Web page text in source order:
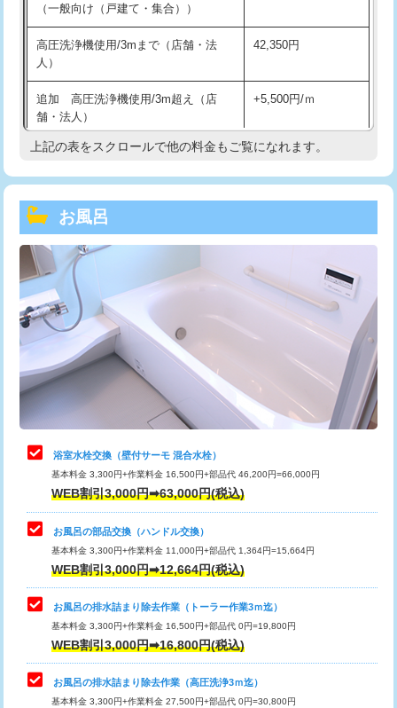
（一般向け（戸建て・集合））
高圧洗浄機使用/3mまで（店舗・法
人）
42,350円
追加 高圧洗浄機使用/3m超え（店
舗・法人）
+5,500円/ｍ
高度高圧洗浄換 現地調査
トーラー機使用/3mまで
追加トーラー機使用/3m超え
カメラ調査 33,000円
桝清掃 8,800円
止水・漏水調査・防水処理・清掃・修
理・調整・分解・加工など（軽作業）
止水・漏水調査・防水処理・清掃・修
理・調整・分解・加工など（中作業）
22,000円
止水・漏水調査・防水処理・清掃・修
理・調整・分解・加工など（重作業）
33,000円
トイレタンク脱着
トイレ便器脱着
タンクレストイレ脱着 33,000円
小便器トイレ脱着
その他部品の脱着 8,800円～
上記の表をスクロールで他の料金もご覧になれます。
お風呂
浴室水栓交換（壁付サーモ 混合水栓）
基本料金 3,300円+作業料金 16,500円+部品代 46,200円=66,000円
WEB割引3,000円➡63,000円(税込)
お風呂の部品交換（ハンドル交換）
基本料金 3,300円+作業料金 11,000円+部品代 1,364円=15,664円
WEB割引3,000円➡12,664円(税込)
お風呂の排水詰まり除去作業（トーラー作業3ｍ迄）
基本料金 3,300円+作業料金 16,500円+部品代 0円=19,800円
WEB割引3,000円➡16,800円(税込)
お風呂の排水詰まり除去作業（高圧洗浄3ｍ迄）
基本料金 3,300円+作業料金 27,500円+部品代 0円=30,800円